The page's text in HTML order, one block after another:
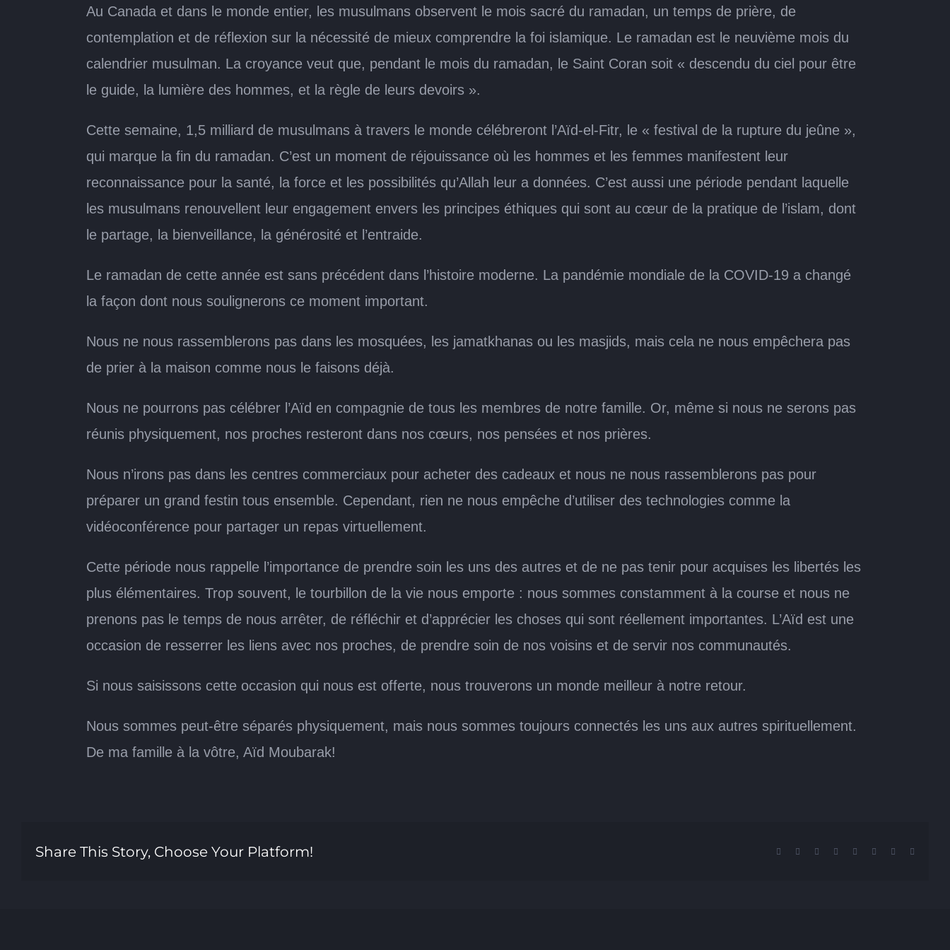
Au Canada et dans le monde entier, les musulmans observent le mois sacré du ramadan, un temps de prière, de
contemplation et de réflexion sur la nécessité de mieux comprendre la foi islamique. Le ramadan est le neuvième mois du
calendrier musulman. La croyance veut que, pendant le mois du ramadan, le Saint Coran soit « descendu du ciel pour être
le guide, la lumière des hommes, et la règle de leurs devoirs ».
Cette semaine, 1,5 milliard de musulmans à travers le monde célébreront l’Aïd‑el‑Fitr, le « festival de la rupture du jeûne »,
qui marque la fin du ramadan. C’est un moment de réjouissance où les hommes et les femmes manifestent leur
reconnaissance pour la santé, la force et les possibilités qu’Allah leur a données. C’est aussi une période pendant laquelle
les musulmans renouvellent leur engagement envers les principes éthiques qui sont au cœur de la pratique de l’islam, dont
le partage, la bienveillance, la générosité et l’entraide.
Le ramadan de cette année est sans précédent dans l’histoire moderne. La pandémie mondiale de la COVID-19 a changé
la façon dont nous soulignerons ce moment important.
Nous ne nous rassemblerons pas dans les mosquées, les jamatkhanas ou les masjids, mais cela ne nous empêchera pas
de prier à la maison comme nous le faisons déjà.
Nous ne pourrons pas célébrer l’Aïd en compagnie de tous les membres de notre famille. Or, même si nous ne serons pas
réunis physiquement, nos proches resteront dans nos cœurs, nos pensées et nos prières.
Nous n’irons pas dans les centres commerciaux pour acheter des cadeaux et nous ne nous rassemblerons pas pour
préparer un grand festin tous ensemble. Cependant, rien ne nous empêche d’utiliser des technologies comme la
vidéoconférence pour partager un repas virtuellement.
Cette période nous rappelle l’importance de prendre soin les uns des autres et de ne pas tenir pour acquises les libertés les
plus élémentaires. Trop souvent, le tourbillon de la vie nous emporte : nous sommes constamment à la course et nous ne
prenons pas le temps de nous arrêter, de réfléchir et d’apprécier les choses qui sont réellement importantes. L’Aïd est une
occasion de resserrer les liens avec nos proches, de prendre soin de nos voisins et de servir nos communautés.
Si nous saisissons cette occasion qui nous est offerte, nous trouverons un monde meilleur à notre retour.
Nous sommes peut-être séparés physiquement, mais nous sommes toujours connectés les uns aux autres spirituellement.
De ma famille à la vôtre, Aïd Moubarak!
Share This Story, Choose Your Platform! Facebook Reddit LinkedInTumblr Pinterest